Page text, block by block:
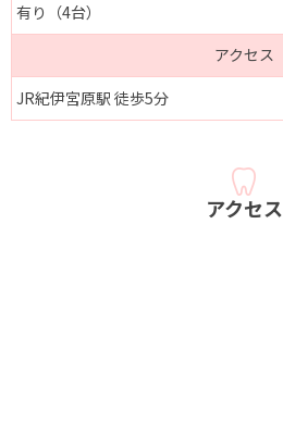
有り（4台）
アクセス
JR紀伊宮原駅 徒歩5分
アクセス